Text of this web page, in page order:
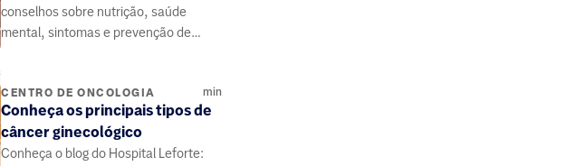
conselhos sobre nutrição, saúde
mental, sintomas e prevenção de
CENTRO DE ONCOLOGIA min
Conheça os principais tipos de
câncer ginecológico
Conheça o blog do Hospital Leforte: